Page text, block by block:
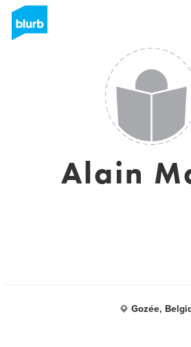
Alain
Gozée,